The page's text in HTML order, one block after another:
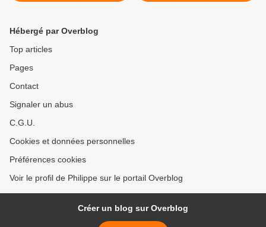
Hébergé par Overblog
Top articles
Pages
Contact
Signaler un abus
C.G.U.
Cookies et données personnelles
Préférences cookies
Voir le profil de Philippe sur le portail Overblog
Créer un blog sur Overblog